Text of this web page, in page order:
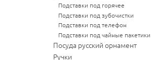
Подставки под горячее
Подставки под зубочистки
Подставки под телефон
Подставки под чайные пакетики
Посуда русский орнамент
Ручки